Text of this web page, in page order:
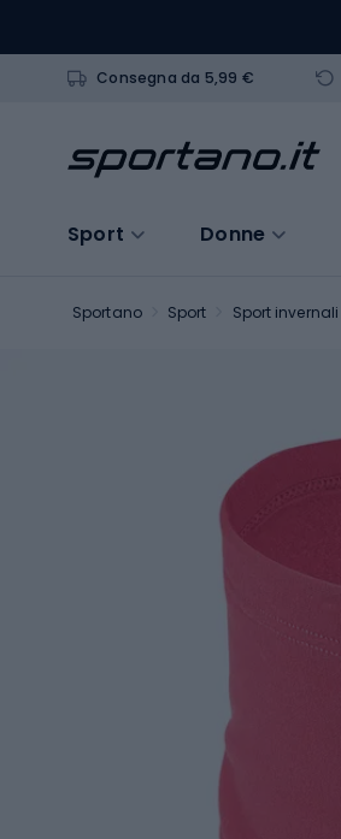
Consegna da 5,99 €
Sport Donne
Sportano Sport Sport invernali